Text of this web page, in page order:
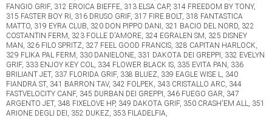
FANGIO GRIF, 312 EROICA BIEFFE, 313 ELSA CAP, 314 FREEDOM BY TONY,
315 FASTER BOY RI, 316 DRUSO GRIF, 317 FIRE BOLT, 318 FANTASTICA
MATTO, 319 EYRA CLUB, 320 DON PIPPO DANI, 321 BACIO DEL NORD, 322
COSTANTIN FERM, 323 FOLLE D'AMORE, 324 EGRALEN SM, 325 DISNEY
MAN, 326 FILO SPRITZ, 327 FEEL GOOD FRANCIS, 328 CAPITAN HARLOCK,
329 FLIKA PAL FERM, 330 DANIELONE, 331 DAKOTA DEI GREPPI, 332 EVELYN
GRIF, 333 ENJOY KEY COL, 334 FLOWER BLACK IS, 335 EVITA PAN, 336
BRILIANT JET, 337 FLORIDA GRIF, 338 BLUEZ, 339 EAGLE WISE L, 340
FIANDRA ST, 341 BARRON TAV, 342 FOLPEK, 343 CRISTALLO ARC, 344
FASTVELOCITY CANF, 345 DURBAN DEI GREPPI, 346 FUEGO GAR, 347
ARGENTO JET, 348 FIXELOVE HP, 349 DAKOTA GRIF, 350 CRASH'EM ALL, 351
ARIONE DEGLI DEI, 352 DUKEZ, 353 FILADELFIA,